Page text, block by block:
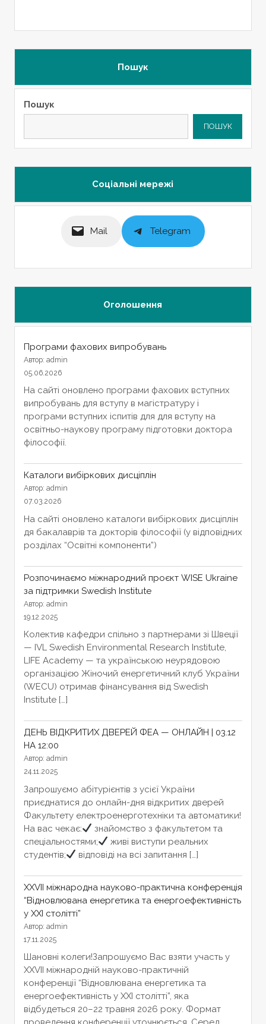
Пошук
Пошук
ПОШУК
Соціальні мережі
Mail Telegram
Оголошення
Програми фахових випробувань
Автор: admin
05.06.2026
На сайті оновлено програми фахових вступних
випробувань для вступу в магістратуру і
програми вступних іспитів для для вступу на
освітньо-наукову програму підготовки доктора
філософії.
Каталоги вибіркових дисціплін
Автор: admin
07.03.2026
На сайті оновлено каталоги вибіркових дисціплін
дя бакалаврів та докторів філософії (у відповідних
розділах “Освітні компоненти”)
Розпочинаємо міжнародний проєкт WISE Ukraine
за підтримки Swedish Institute
Автор: admin
19.12.2025
Колектив кафедри спільно з партнерами зі Швеції
— IVL Swedish Environmental Research Institute,
LIFE Academy — та українською неурядовою
організацією Жіночий енергетичний клуб України
(WECU) отримав фінансування від Swedish
Institute […]
ДЕНЬ ВІДКРИТИХ ДВЕРЕЙ ФЕА — ОНЛАЙН | 03.12
НА 12:00
Автор: admin
24.11.2025
Запрошуємо абітурієнтів з усієї України
приєднатися до онлайн-дня відкритих дверей
Факультету електроенерготехніки та автоматики!
На вас чекає:
знайомство з факультетом та
спеціальностями;
живі виступи реальних
студентів;
відповіді на всі запитання […]
XXVІІ міжнародна науково-практична конференція
“Відновлювана енергетика та енергоефективність
у XXI столітті”
Автор: admin
17.11.2025
Шановні колеги!Запрошуємо Вас взяти участь у
XXVІІ міжнародній науково-практичній
конференції “Відновлювана енергетика та
енергоефективність у XXI столітті”, яка
відбудеться 20–22 травня 2026 року. Формат